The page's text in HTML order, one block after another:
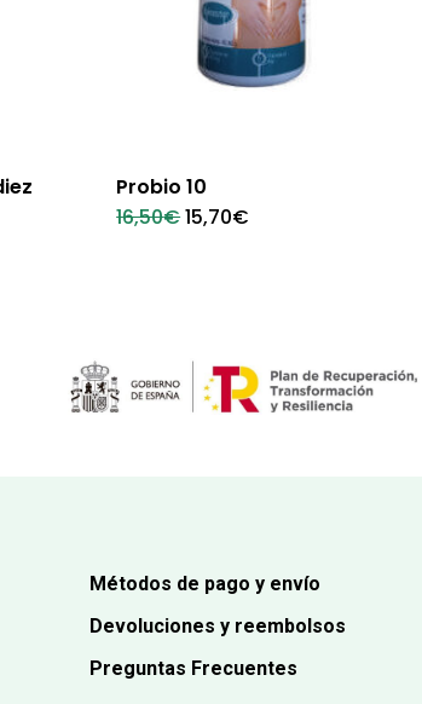
Probio 10
16,50€El
precio
15,70€
Métodos de pago y envío
Devoluciones y reembolsos
Preguntas Frecuentes